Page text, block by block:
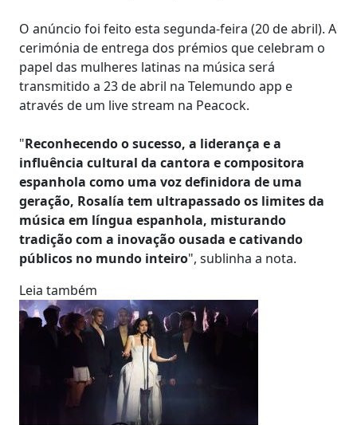
O anúncio foi feito esta segunda-feira (20 de abril). A
cerimónia de entrega dos prémios que celebram o
papel das mulheres latinas na música será
transmitido a 23 de abril na Telemundo app e
através de um live stream na Peacock.
"Reconhecendo o sucesso, a liderança e a
influência cultural da cantora e compositora
espanhola como uma voz definidora de uma
geração, Rosalía tem ultrapassado os limites da
música em língua espanhola, misturando
tradição com a inovação ousada e cativando
públicos no mundo inteiro", sublinha a nota.
Leia também